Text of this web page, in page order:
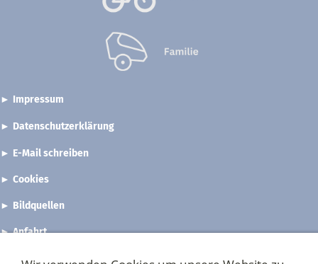
► Impressum
► Datenschutzerklärung
► E-Mail schreiben
► Cookies
► Bildquellen
►Anfahrt